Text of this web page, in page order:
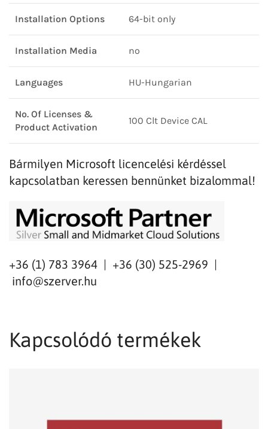
Installation Options 64-bit only
Installation Media no
Languages HU-Hungarian
No. Of Licenses &
Product Activation
100 Clt Device CAL
Bármilyen Microsoft licencelési kérdéssel
kapcsolatban keressen bennünket bizalommal!
+36 (1) 783 3964 | +36 (30) 525-2969 |
info@szerver.hu
Kapcsolódó termékek